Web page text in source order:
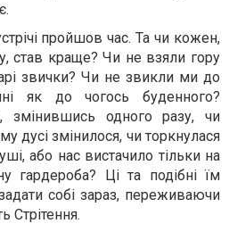
пройшов час. Та чи кожен,
став краще? Чи не взяли гору
звички? Чи не звикли ми до
як до чогось буденного?
одного разу, чи
дусі змінилося, чи торкнулася
або нас вистачило тільки на
гардероба? Ці та подібні їм
собі зараз, переживаючи
Стрітення.